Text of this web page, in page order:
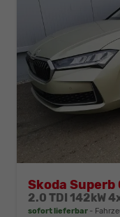
Skoda Superb
2.0 TDI 142kW
sofort lieferbar